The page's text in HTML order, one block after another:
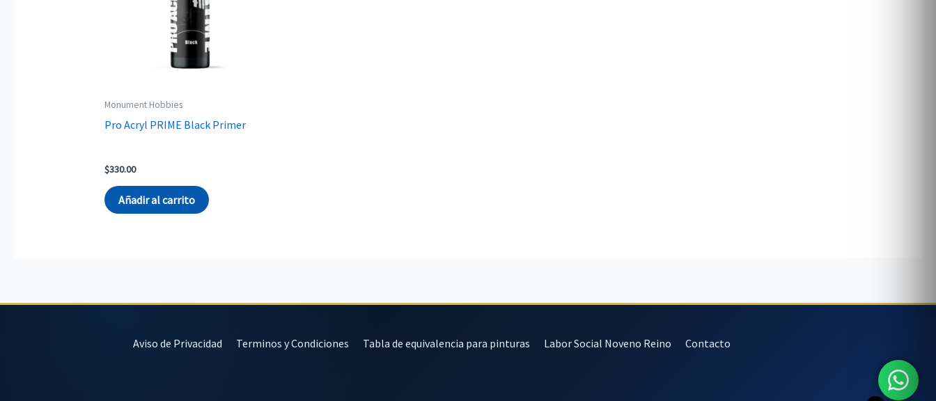
Monument Hobbies
Pro Acryl PRIME Black Primer
$330.00
Añadir al carrito
Aviso de Privacidad Terminos y Condiciones Tabla de equivalencia para pinturas Labor Social Noveno Reino Contacto